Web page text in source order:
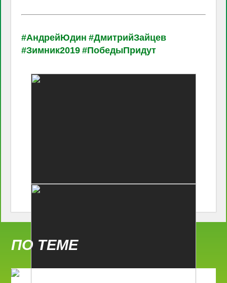
#АндрейЮдин #ДмитрийЗайцев
#Зимник2019 #ПобедыПридут
ПО ТЕМЕ